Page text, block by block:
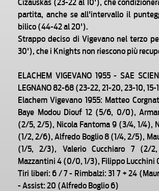
partita, anche se all'intervallo il
bilico (44-42 al 20').
Strappo deciso di Vigevano nel terzo
30'), che i Knights non riescono più
ELACHEM VIGEVANO 1955 - SAE
LEGNANO 82-68 (23-22, 21-20, 23-10, 15-
Elachem Vigevano 1955: Matteo
Baye Modou Diouf 12 (5/6, 0/0),
(2/5, 2/5), Nicola Fantoma 9 (3/4, 1/4),
(1/2, 2/6), Alfredo Boglio 8 (1/4, 2/5),
(1/5, 2/3), Valerio Cucchiaro 7 (2/
Mazzantini 4 (0/0, 1/3), Filippo
Tiri liberi: 6 / 7 - Rimbalzi: 31 7 + 24
- Assist: 20 (Alfredo Boglio 6)